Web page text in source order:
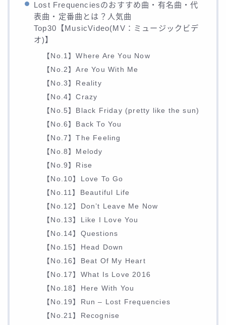
Lost Frequenciesのおすすめ曲・有名曲・代
表曲・定番曲とは？人気曲
Top30【MusicVideo(MV：ミュージックビデ
オ)】
【No.1】Where Are You Now
【No.2】Are You With Me
【No.3】Reality
【No.4】Crazy
【No.5】Black Friday (pretty like the sun)
【No.6】Back To You
【No.7】The Feeling
【No.8】Melody
【No.9】Rise
【No.10】Love To Go
【No.11】Beautiful Life
【No.12】Don’t Leave Me Now
【No.13】Like I Love You
【No.14】Questions
【No.15】Head Down
【No.16】Beat Of My Heart
【No.17】What Is Love 2016
【No.18】Here With You
【No.19】Run – Lost Frequencies
【No.21】Recognise